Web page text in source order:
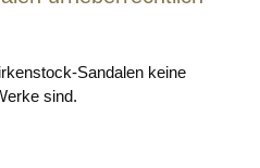
Sandalen keine
sind.